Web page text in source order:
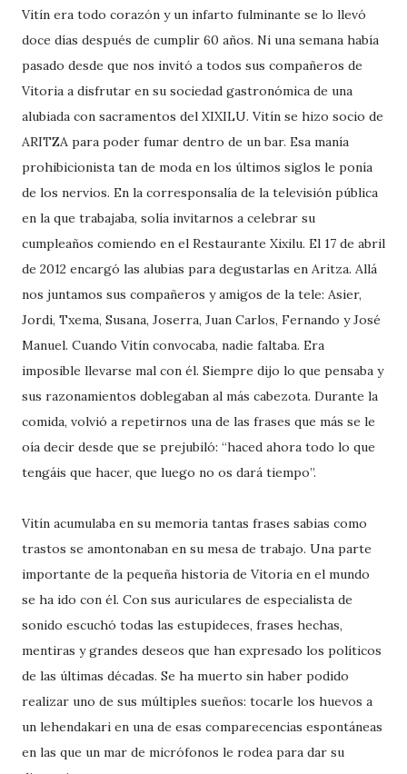
Vitín era todo corazón y un infarto fulminante se lo llevó
doce días después de cumplir 60 años. Ni una semana había
pasado desde que nos invitó a todos sus compañeros de
Vitoria a disfrutar en su sociedad gastronómica de una
alubiada con sacramentos del XIXILU. Vitín se hizo socio de
ARITZA para poder fumar dentro de un bar. Esa manía
prohibicionista tan de moda en los últimos siglos le ponía
de los nervios. En la corresponsalía de la televisión pública
en la que trabajaba, solía invitarnos a celebrar su
cumpleaños comiendo en el Restaurante Xixilu. El 17 de abril
de 2012 encargó las alubias para degustarlas en Aritza. Allá
nos juntamos sus compañeros y amigos de la tele: Asier,
Jordi, Txema, Susana, Joserra, Juan Carlos, Fernando y José
Manuel. Cuando Vitín convocaba, nadie faltaba. Era
imposible llevarse mal con él. Siempre dijo lo que pensaba y
sus razonamientos doblegaban al más cabezota. Durante la
comida, volvió a repetirnos una de las frases que más se le
oía decir desde que se prejubiló: “haced ahora todo lo que
tengáis que hacer, que luego no os dará tiempo”.
Vitín acumulaba en su memoria tantas frases sabias como
trastos se amontonaban en su mesa de trabajo. Una parte
importante de la pequeña historia de Vitoria en el mundo
se ha ido con él. Con sus auriculares de especialista de
sonido escuchó todas las estupideces, frases hechas,
mentiras y grandes deseos que han expresado los políticos
de las últimas décadas. Se ha muerto sin haber podido
realizar uno de sus múltiples sueños: tocarle los huevos a
un lehendakari en una de esas comparecencias espontáneas
en las que un mar de micrófonos le rodea para dar su